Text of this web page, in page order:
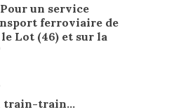
un service
ferroviaire de
Lot (46) et sur la
train-train…